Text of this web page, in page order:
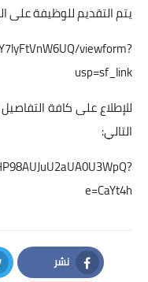
يتم التقديم للوظيفة على
viewform?
usp=sf_link
للإطلاع على كافة
التالي:
e=CaYt4h
نشر